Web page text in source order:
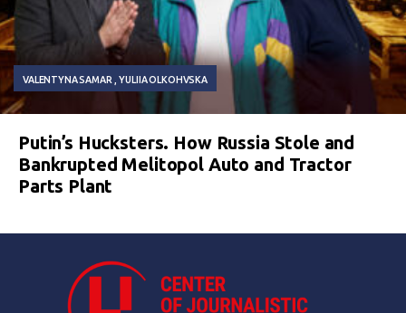
VALENTYNA SAMAR YULIIA OLKOHVSKA
Putin’s Hucksters. How Russia Stole and
Bankrupted Melitopol Auto and Tractor
Parts Plant